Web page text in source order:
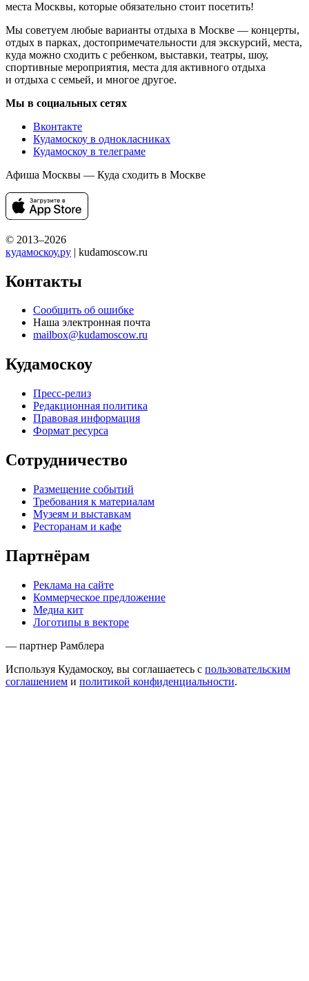
места Москвы, которые обязательно стоит посетить!
Мы советуем любые варианты отдыха в Москве — концерты,
отдых в парках, достопримечательности для экскурсий, места,
куда можно сходить с ребенком, выставки, театры, шоу,
спортивные мероприятия, места для активного отдыха
и отдыха с семьей, и многое другое.
Мы в социальных сетях
Вконтакте
Кудамоскоу в однокласниках
Кудамоскоу в телеграме
Афиша Москвы — Куда сходить в Москве
© 2013–2026
кудамоскоу.ру | kudamoscow.ru
Контакты
Сообщить об ошибке
Наша электронная почта
mailbox@kudamoscow.ru
Кудамоскоу
Пресс-релиз
Редакционная политика
Правовая информация
Формат ресурса
Сотрудничество
Размещение событий
Требования к материалам
Музеям и выставкам
Ресторанам и кафе
Партнёрам
Реклама на сайте
Коммерческое предложение
Медиа кит
Логотипы в векторе
— партнер Рамблера
Используя Кудамоскоу, вы соглашаетесь с пользовательским
соглашением и политикой конфиденциальности.